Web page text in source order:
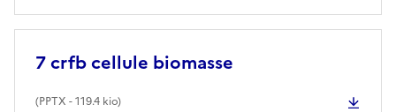
7 crfb cellule biomasse
(PPTX - 119.4 kio)